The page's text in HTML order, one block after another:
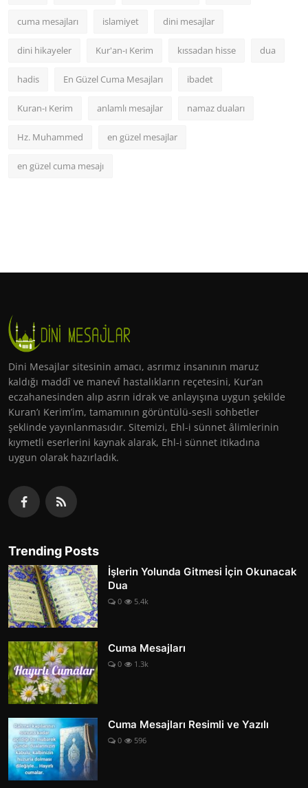
cuma mesajları islamiyet dini mesajlar
dini hikayeler Kur'an-ı Kerim kıssadan hisse dua
hadis En Güzel Cuma Mesajları ibadet
Kuran-ı Kerim anlamlı mesajlar namaz duaları
Hz. Muhammed en güzel mesajlar
en güzel cuma mesajı
Dini Mesajlar sitesinin amacı, asrımız insanının maruz
kaldığı maddî ve manevî hastalıkların reçetesini, Kur’an
eczahanesinden alıp asrın idrak ve anlayışına uygun şekilde
Kuran’ı Kerim’im, tamamının görüntülü-sesli sohbetler
şeklinde yayınlanmasıdır. Sitemizi, Ehl-i sünnet âlimlerinin
kıymetli eserlerini kaynak alarak, Ehl-i sünnet itikadına
uygun olarak hazırladık.
Trending Posts
İşlerin Yolunda Gitmesi İçin Okunacak
Dua
0 5.4k
Cuma Mesajları
0 1.3k
Cuma Mesajları Resimli ve Yazılı
0 596